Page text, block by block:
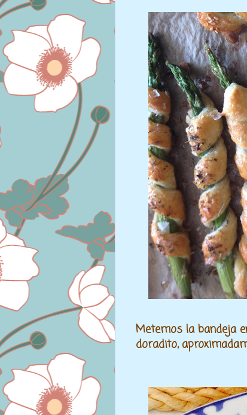
Metemos la bandeja
doradito,